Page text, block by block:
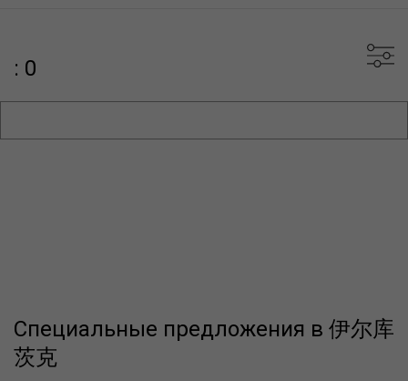
: 0
Специальные предложения в 伊尔库
茨克